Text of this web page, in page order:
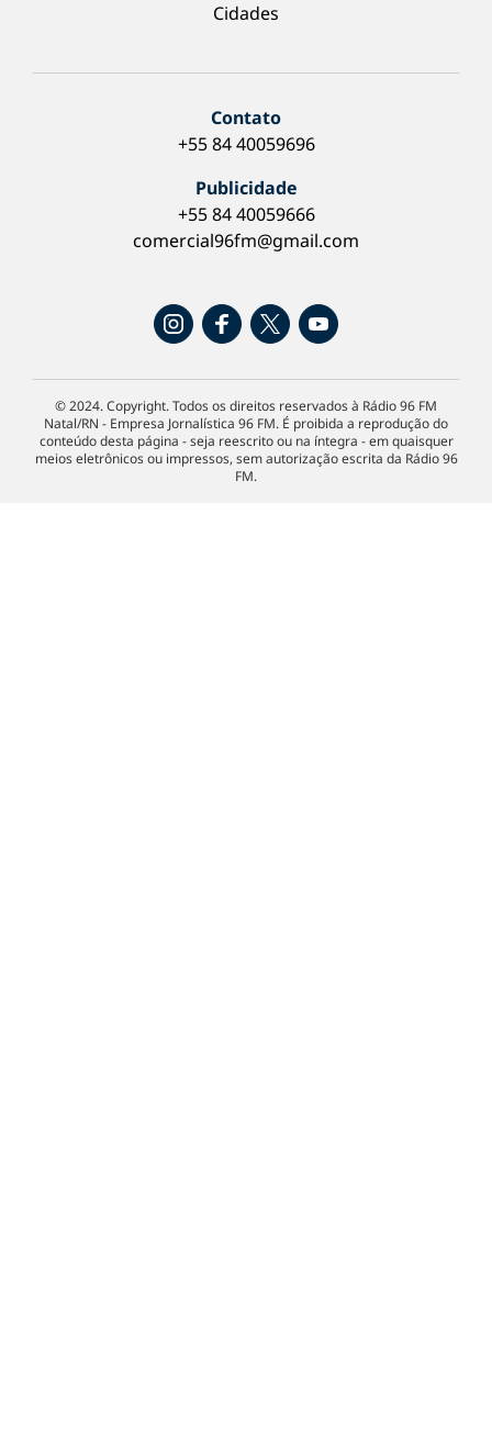
Cidades
Contato
+55 84 40059696
Publicidade
+55 84 40059666
comercial96fm@gmail.com
© 2024. Copyright. Todos os direitos reservados à Rádio 96 FM
Natal/RN - Empresa Jornalística 96 FM. É proibida a reprodução do
conteúdo desta página - seja reescrito ou na íntegra - em quaisquer
meios eletrônicos ou impressos, sem autorização escrita da Rádio 96
FM.